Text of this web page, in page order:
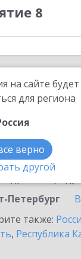
8
на сайте будет
для региона
верно
другой
Выбор
с
Петербург
также:
, Республика